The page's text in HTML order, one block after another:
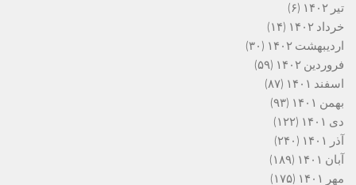
تیر ۱۴۰۲
(۶)
خرداد ۱۴۰۲
(۱۴)
اردیبهشت ۱۴۰۲
(۳۰)
فروردین ۱۴۰۲
(۵۹)
اسفند ۱۴۰۱
(۸۷)
بهمن ۱۴۰۱
(۹۳)
دی ۱۴۰۱
(۱۲۲)
آذر ۱۴۰۱
(۲۴۰)
آبان ۱۴۰۱
(۱۸۹)
مهر ۱۴۰۱
(۱۷۵)